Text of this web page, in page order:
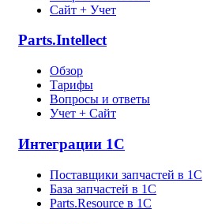
Сайт + Учет
Parts.Intellect
Обзор
Тарифы
Вопросы и ответы
Учет + Сайт
Интеграции 1С
Поставщики запчастей в 1C
База запчастей в 1С
Parts.Resource в 1C